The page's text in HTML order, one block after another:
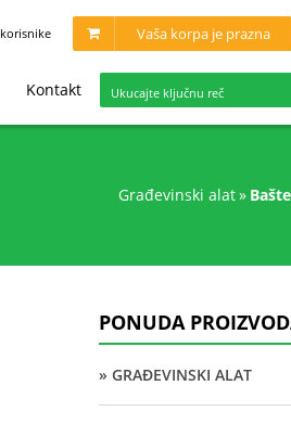
građevinski alat»
Vaša korpa je prazna
Kontakt
PONUDA
» GRAĐEVINSKI ALAT